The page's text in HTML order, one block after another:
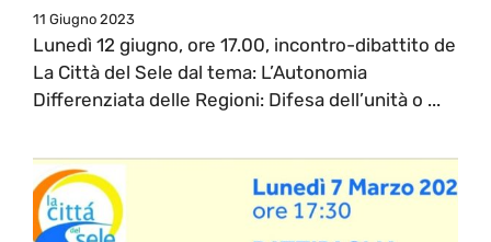
11 Giugno 2023
Lunedì 12 giugno, ore 17.00, incontro-dibattito de
La Città del Sele dal tema: L’Autonomia
Differenziata delle Regioni: Difesa dell’unità o ...